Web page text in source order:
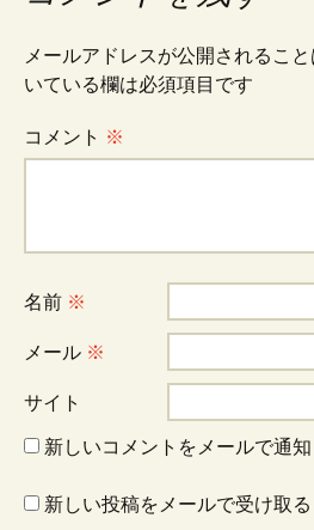
メールアドレスが公開されること
いている欄は必須項目です
コメント ※
名前 ※
メール ※
サイト
新しいコメントをメールで通知
新しい投稿をメールで受け取る